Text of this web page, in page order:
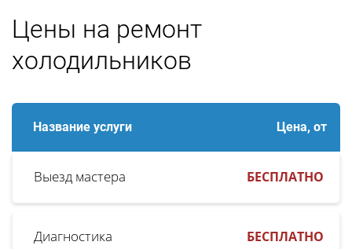
Цены на ремонт
холодильников
Название услуги Цена, от
Выезд мастера БЕСПЛАТНО
Диагностика БЕСПЛАТНО